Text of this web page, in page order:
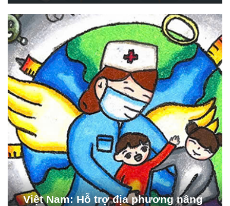
Nghiên cứu Phát triển Xã
hội_ISDS)
Việt Nam: Hỗ trợ địa phương nâng